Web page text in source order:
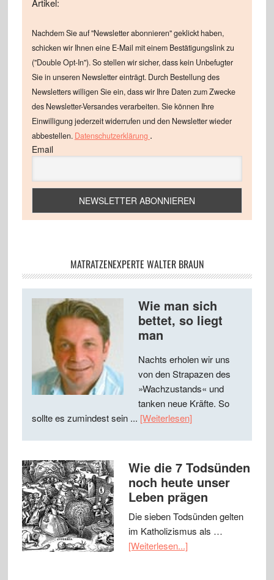
Artikel:
Nachdem Sie auf "Newsletter abonnieren" geklickt haben,
schicken wir Ihnen eine E-Mail mit einem Bestätigungslink zu
("Double Opt-In"). So stellen wir sicher, dass kein Unbefugter
Sie in unseren Newsletter einträgt. Durch Bestellung des
Newsletters willigen Sie ein, dass wir Ihre Daten zum Zwecke
des Newsletter-Versandes verarbeiten. Sie können Ihre
Einwilligung jederzeit widerrufen und den Newsletter wieder
abbestellen. Datenschutzerklärung .
Email
MATRATZENEXPERTE WALTER BRAUN
Wie man sich
bettet, so liegt
man
Nachts erholen wir uns
von den Strapazen des
»Wachzustands« und
tanken neue Kräfte. So
sollte es zumindest sein ... [Weiterlesen]
Wie die 7 Todsünden
noch heute unser
Leben prägen
Die sieben Todsünden gelten
im Katholizismus als …
[Weiterlesen...]